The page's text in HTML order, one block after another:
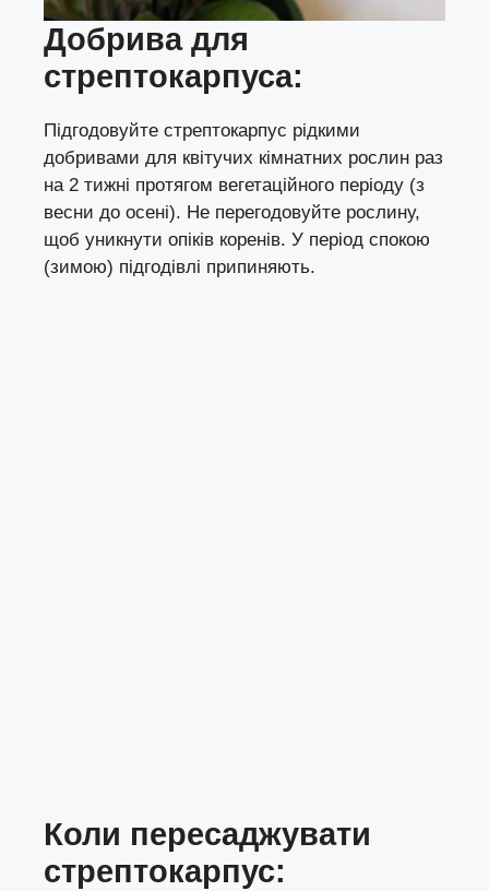
Добрива для
стрептокарпуса:
Підгодовуйте стрептокарпус рідкими
добривами для квітучих кімнатних рослин раз
на 2 тижні протягом вегетаційного періоду (з
весни до осені). Не перегодовуйте рослину,
щоб уникнути опіків коренів. У період спокою
(зимою) підгодівлі припиняють.
Коли пересаджувати
стрептокарпус: